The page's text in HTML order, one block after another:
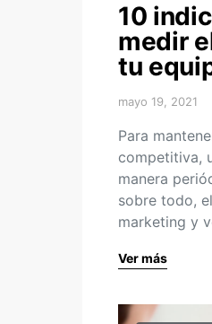
10
medir
tu
mayo 19, 2021
Para
competitiva,
manera
sobre todo,
marketing y
Ver más